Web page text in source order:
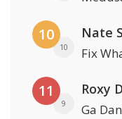
10
10
Nate
Fix
11
9
Roxy
Ga